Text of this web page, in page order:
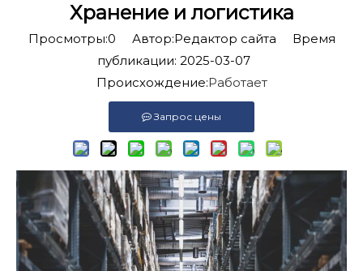
Хранение и логистика
Просмотры:0 Автор:Pедактор сайта Время
публикации: 2025-03-07
Происхождение:Работает
Запрос цены